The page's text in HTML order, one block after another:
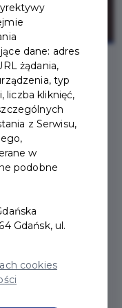
Miejskiego
wychowuje się
stworzyli im
dane: adres
żądania,
typ
liczba kliknięć,
z Serwisu,
w
podobne
Gdańsk, ul.
cookies